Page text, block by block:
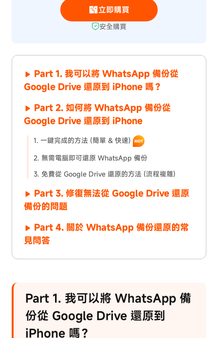
立即購買
安全購買
Part 1. 我可以將 WhatsApp 備份從
Google Drive 還原到 iPhone 嗎？
Part 2. 如何將 WhatsApp 備份從
Google Drive 還原到 iPhone
1. 一鍵完成的方法 (簡單 & 快速)
2. 無需電腦即可還原 WhatsApp 備份
3. 免費從 Google Drive 還原的方法 (流程複雜)
Part 3. 修復無法從 Google Drive 還原
備份的問題
Part 4. 關於 WhatsApp 備份還原的常
見問答
Part 1. 我可以將 WhatsApp 備
份從 Google Drive 還原到
iPhone 嗎？